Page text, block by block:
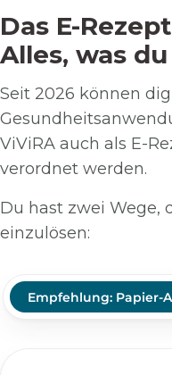
Das E-
Alles, was
Seit 2026 können
ViViRA auch als E-
verordnet werden.
Du hast zwei Wege,
einzulösen:
Empfehlung: Papier-